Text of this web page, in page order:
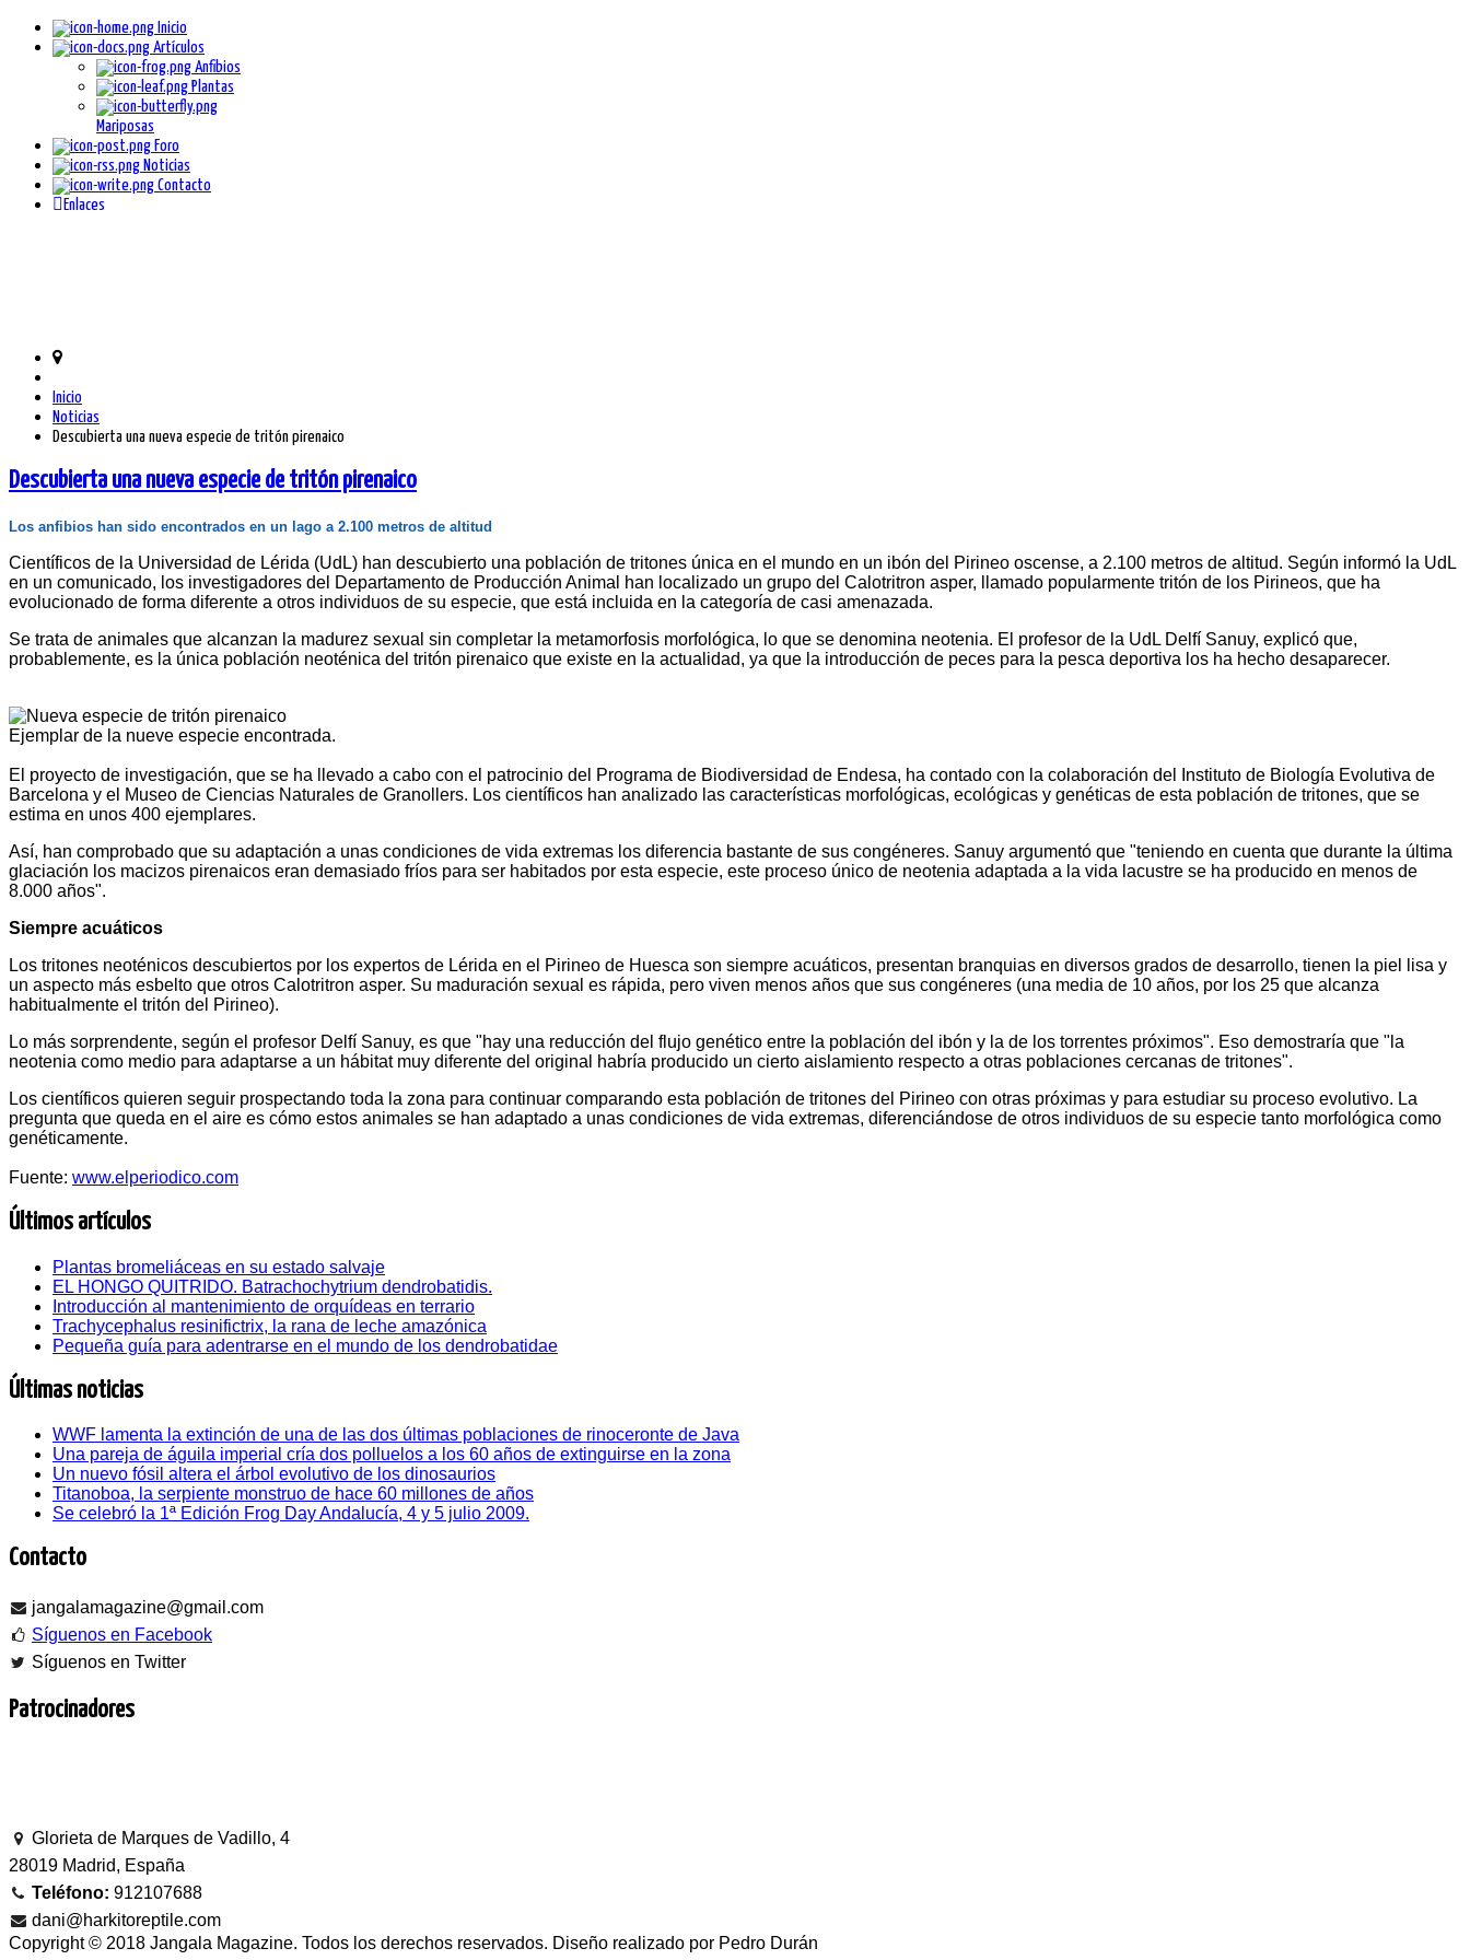
Inicio
Artículos
Anfibios
Plantas
Mariposas
Foro
Noticias
Contacto
Enlaces
Inicio
Noticias
Descubierta una nueva especie de tritón pirenaico
Descubierta una nueva especie de tritón pirenaico
Los anfibios han sido encontrados en un lago a 2.100 metros de altitud
Científicos de la Universidad de Lérida (UdL) han descubierto una población de tritones única en el mundo en un ibón del Pirineo oscense, a 2.100 metros de altitud. Según informó la UdL
en un comunicado, los investigadores del Departamento de Producción Animal han localizado un grupo del Calotritron asper, llamado popularmente tritón de los Pirineos, que ha
evolucionado de forma diferente a otros individuos de su especie, que está incluida en la categoría de casi amenazada.
Se trata de animales que alcanzan la madurez sexual sin completar la metamorfosis morfológica, lo que se denomina neotenia. El profesor de la UdL Delfí Sanuy, explicó que,
probablemente, es la única población neoténica del tritón pirenaico que existe en la actualidad, ya que la introducción de peces para la pesca deportiva los ha hecho desaparecer.
Ejemplar de la nueve especie encontrada.
El proyecto de investigación, que se ha llevado a cabo con el patrocinio del Programa de Biodiversidad de Endesa, ha contado con la colaboración del Instituto de Biología Evolutiva de
Barcelona y el Museo de Ciencias Naturales de Granollers. Los científicos han analizado las características morfológicas, ecológicas y genéticas de esta población de tritones, que se
estima en unos 400 ejemplares.
Así, han comprobado que su adaptación a unas condiciones de vida extremas los diferencia bastante de sus congéneres. Sanuy argumentó que "teniendo en cuenta que durante la última
glaciación los macizos pirenaicos eran demasiado fríos para ser habitados por esta especie, este proceso único de neotenia adaptada a la vida lacustre se ha producido en menos de
8.000 años".
Siempre acuáticos
Los tritones neoténicos descubiertos por los expertos de Lérida en el Pirineo de Huesca son siempre acuáticos, presentan branquias en diversos grados de desarrollo, tienen la piel lisa y
un aspecto más esbelto que otros Calotritron asper. Su maduración sexual es rápida, pero viven menos años que sus congéneres (una media de 10 años, por los 25 que alcanza
habitualmente el tritón del Pirineo).
Lo más sorprendente, según el profesor Delfí Sanuy, es que "hay una reducción del flujo genético entre la población del ibón y la de los torrentes próximos". Eso demostraría que "la
neotenia como medio para adaptarse a un hábitat muy diferente del original habría producido un cierto aislamiento respecto a otras poblaciones cercanas de tritones".
Los científicos quieren seguir prospectando toda la zona para continuar comparando esta población de tritones del Pirineo con otras próximas y para estudiar su proceso evolutivo. La
pregunta que queda en el aire es cómo estos animales se han adaptado a unas condiciones de vida extremas, diferenciándose de otros individuos de su especie tanto morfológica como
genéticamente.
Fuente: www.elperiodico.com
Últimos artículos
Plantas bromeliáceas en su estado salvaje
EL HONGO QUITRIDO. Batrachochytrium dendrobatidis.
Introducción al mantenimiento de orquídeas en terrario
Trachycephalus resinifictrix, la rana de leche amazónica
Pequeña guía para adentrarse en el mundo de los dendrobatidae
Últimas noticias
WWF lamenta la extinción de una de las dos últimas poblaciones de rinoceronte de Java
Una pareja de águila imperial cría dos polluelos a los 60 años de extinguirse en la zona
Un nuevo fósil altera el árbol evolutivo de los dinosaurios
Titanoboa, la serpiente monstruo de hace 60 millones de años
Se celebró la 1ª Edición Frog Day Andalucía, 4 y 5 julio 2009.
Contacto
jangalamagazine@gmail.com
Síguenos en Facebook
Síguenos en Twitter
Patrocinadores
Glorieta de Marques de Vadillo, 4
28019 Madrid, España
Teléfono: 912107688
dani@harkitoreptile.com
Copyright © 2018 Jangala Magazine. Todos los derechos reservados. Diseño realizado por Pedro Durán